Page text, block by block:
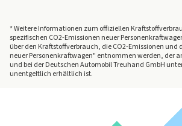
* Weitere Informationen zum offiziellen
spezifischen CO2-Emissionen neuer
über den Kraftstoffverbrauch, die CO2-Emissionen und
neuer Personenkraftwagen" entnommen werden, der
und bei der Deutschen Automobil Treuhand GmbH
unentgeltlich erhältlich ist.